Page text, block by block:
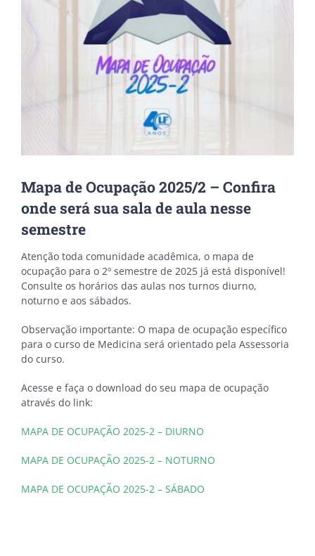
Mapa de Ocupação 2025/2 – Confira
onde será sua sala de aula nesse
semestre
Atenção toda comunidade acadêmica, o mapa de
ocupação para o 2º semestre de 2025 já está disponível!
Consulte os horários das aulas nos turnos diurno,
noturno e aos sábados.
Observação importante: O mapa de ocupação específico
para o curso de Medicina será orientado pela Assessoria
do curso.
Acesse e faça o download do seu mapa de ocupação
através do link:
MAPA DE OCUPAÇÃO 2025-2 – DIURNO
MAPA DE OCUPAÇÃO 2025-2 – NOTURNO
MAPA DE OCUPAÇÃO 2025-2 – SÁBADO